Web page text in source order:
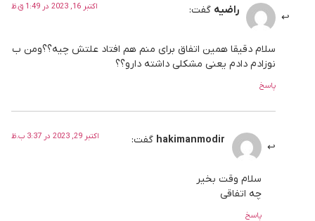
راضیه گفت: اکتبر 16, 2023 در 1:49 ق.ظ
سلام دقیقا همین اتفاق برای منم هم افتاد علتش چیه؟؟ومن ب
نوزادم دادم یعنی مشکلی داشته دارو؟؟
پاسخ
hakimanmodir گفت: اکتبر 29, 2023 در 3:37 ب.ظ
سلام وقت بخیر
چه اتفاقی
پاسخ